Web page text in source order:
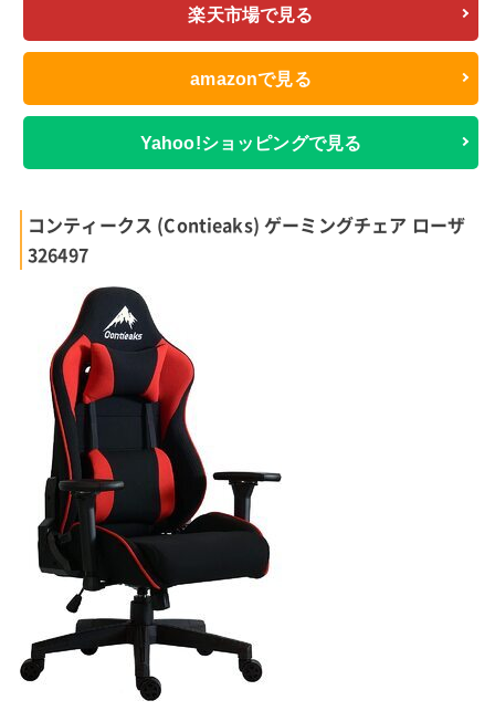
楽天市場で見る
amazonで見る
Yahoo!ショッピングで見る
コンティークス (Contieaks) ゲーミングチェア ローザ
326497